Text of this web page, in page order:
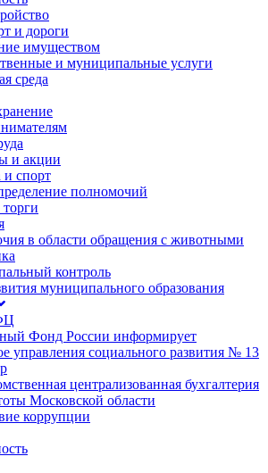
и дороги
имуществом
и муниципальные услуги
среда
и акции
и спорт
полномочий
в области обращения с животными
контроль
муниципального образования
Фонд России информирует
управления социального развития № 13
централизованная бухгалтерия
Московской области
коррупции